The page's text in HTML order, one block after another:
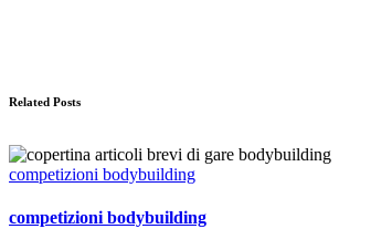
Related Posts
competizioni bodybuilding
competizioni bodybuilding